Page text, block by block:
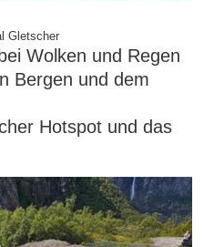
Gletscher
Wolken und Regen
Bergen und dem
Hotspot und das